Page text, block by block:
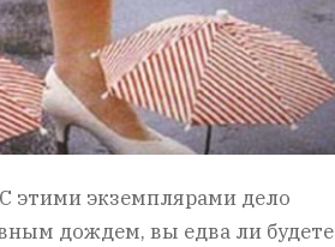
С этими экземплярами дело
дождем, вы едва ли будете